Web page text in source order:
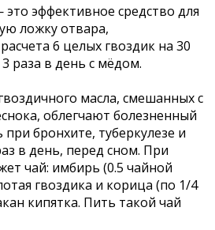
эффективное средство для
ложку отвара,
6 целых гвоздик на 30
раза в день с мёдом.
масла, смешанных с
облегчают болезненный
бронхите, туберкулезе и
в день, перед сном. При
чай: имбирь (0.5 чайной
гвоздика и корица (по 1/4
кипятка. Пить такой чай